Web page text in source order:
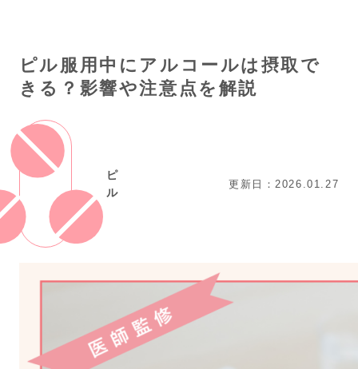
ピル服用中にアルコールは摂取で
きる？影響や注意点を解説
ピ
ル
更新日：2026.01.27